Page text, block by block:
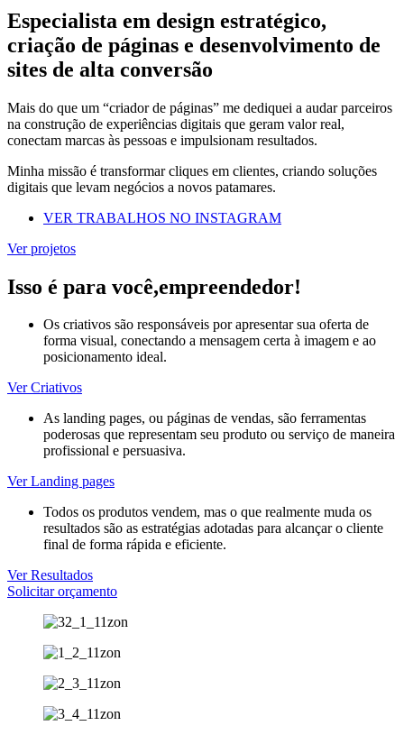
Especialista em design estratégico,
criação de páginas e desenvolvimento de
sites de alta conversão
Mais do que um “criador de páginas” me dediquei a audar parceiros
na construção de experiências digitais que geram valor real,
conectam marcas às pessoas e impulsionam resultados.
Minha missão é transformar cliques em clientes, criando soluções
digitais que levam negócios a novos patamares.
VER TRABALHOS NO INSTAGRAM
Ver projetos
Isso é para você,empreendedor!
Os criativos são responsáveis por apresentar sua oferta de
forma visual, conectando a mensagem certa à imagem e ao
posicionamento ideal.
Ver Criativos
As landing pages, ou páginas de vendas, são ferramentas
poderosas que representam seu produto ou serviço de maneira
profissional e persuasiva.
Ver Landing pages
Todos os produtos vendem, mas o que realmente muda os
resultados são as estratégias adotadas para alcançar o cliente
final de forma rápida e eficiente.
Ver Resultados
Solicitar orçamento